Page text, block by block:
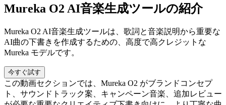
Mureka O2 AI音楽生成ツールの紹介
Mureka O2 AI音楽生成ツールは、歌詞と音楽説明から重要な
AI曲の下書きを作成するための、高度で高クレジットな
Mureka モデルです。
今すぐ試す
この動画セクションでは、Mureka O2 がブランドコンセプ
ト、サウンドトラック案、キャンペーン音楽、追加レビュー